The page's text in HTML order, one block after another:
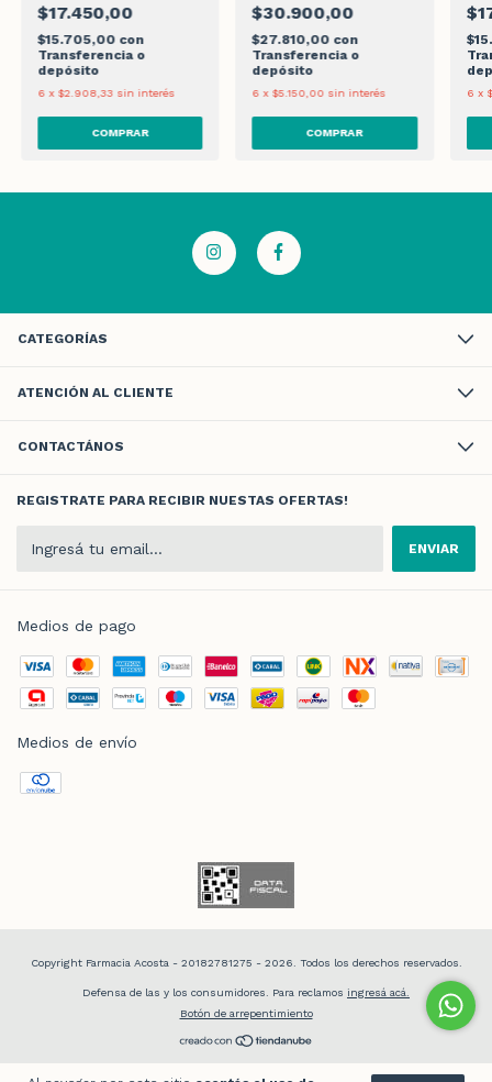
$17.450,00
$15.705,00 con
Transferencia o
depósito
6 x $2.908,33 sin interés
$30.900,00
$27.810,00 con
Transferencia o
depósito
6 x $5.150,00 sin interés 6 x
CATEGORÍAS
ATENCIÓN AL CLIENTE
CONTACTÁNOS
REGISTRATE PARA RECIBIR NUESTAS OFERTAS!
Medios de pago
Medios de envío
Copyright Farmacia Acosta - 20182781275 - 2026. Todos los derechos reservados.
Defensa de las y los consumidores. Para reclamos ingresá acá.
Botón de arrepentimiento